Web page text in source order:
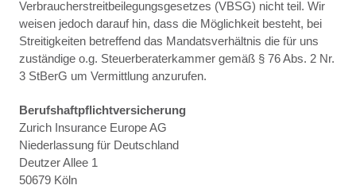
Verbraucherstreitbeilegungsgesetzes (VBSG) nicht teil. Wir
weisen jedoch darauf hin, dass die Möglichkeit besteht, bei
Streitigkeiten betreffend das Mandatsverhältnis die für uns
zuständige o.g. Steuerberaterkammer gemäß § 76 Abs. 2 Nr.
3 StBerG um Vermittlung anzurufen.
Berufshaftpflichtversicherung
Zurich Insurance Europe AG
Niederlassung für Deutschland
Deutzer Allee 1
50679 Köln